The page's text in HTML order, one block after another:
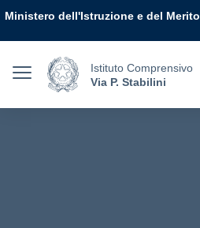
Ministero dell'Istruzione e del Merito
Istituto Comprensivo
Via P. Stabilini